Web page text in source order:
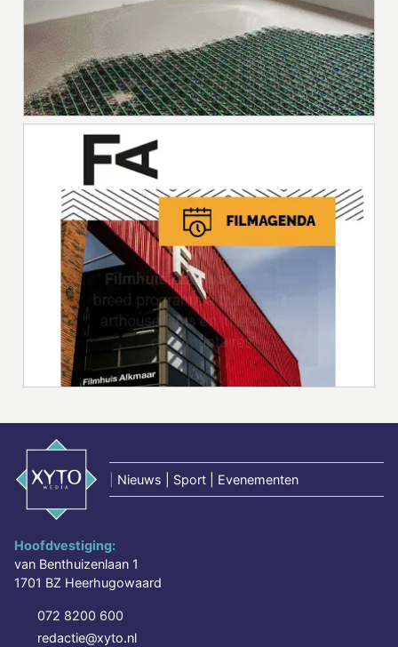
Nieuws | Sport | Evenementen
Hoofdvestiging:
van Benthuizenlaan 1
1701 BZ Heerhugowaard
072 8200 600
redactie@xyto.nl